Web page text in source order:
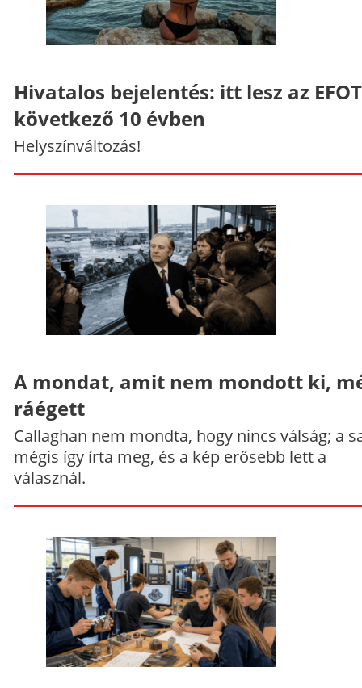
Hivatalos bejelentés: itt lesz az
következő 10 évben
Helyszínváltozás!
A mondat, amit nem mondott ki,
ráégett
Callaghan nem mondta, hogy nincs válság; a
mégis így írta meg, és a kép erősebb lett a
válasznál.